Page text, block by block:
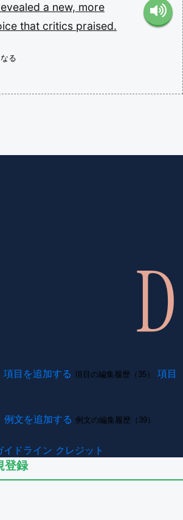
a new, more
that critics praised.
る
項目を追加する 項目の編集履歴（35）
項目
例文を追加する 例文の編集履歴（39）
イドライン クレジット
登録